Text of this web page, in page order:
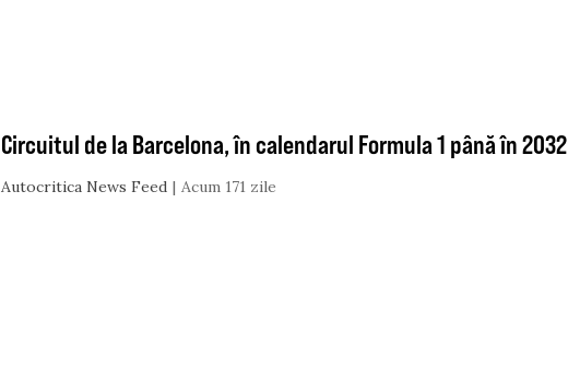
Circuitul de la Barcelona, în calendarul Formula 1 până în 2032
Autocritica News Feed Acum 171 zile